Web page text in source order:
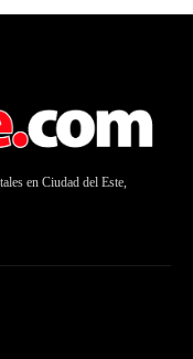
en Ciudad del Este,